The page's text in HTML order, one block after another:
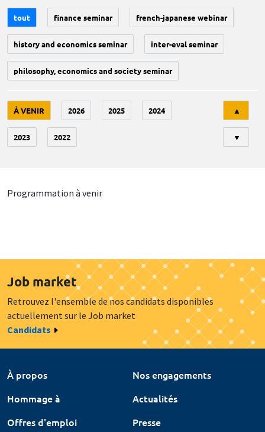
tout finance seminar french-japanese webinar
history and economics seminar inter-eval seminar
philosophy, economics and society seminar
À VENIR 2026 2025 2024
2023 2022
▲
▼
Programmation à venir
Job market
Retrouvez l'ensemble de nos candidats disponibles
actuellement sur le Job market
Candidats
À propos
Nos engagements
Hommage à
Actualités
Offres d'emploi
Presse